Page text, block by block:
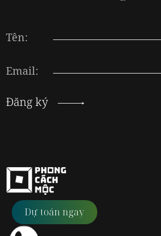
Tên:
Email:
Đăng ký
Dự toán ngay